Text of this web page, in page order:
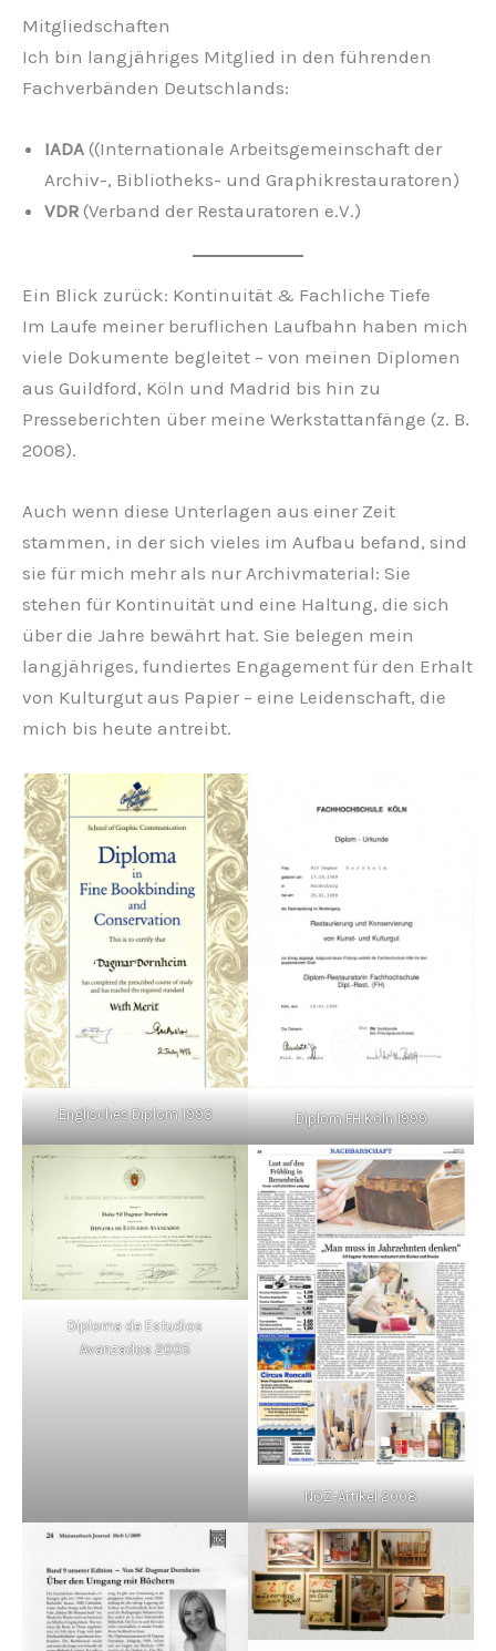
Mitgliedschaften
Ich bin langjähriges Mitglied in den führenden
Fachverbänden Deutschlands:
IADA ((Internationale Arbeitsgemeinschaft der
Archiv-, Bibliotheks- und Graphikrestauratoren)
VDR (Verband der Restauratoren e.V.)
Ein Blick zurück: Kontinuität & Fachliche Tiefe
Im Laufe meiner beruflichen Laufbahn haben mich
viele Dokumente begleitet – von meinen Diplomen
aus Guildford, Köln und Madrid bis hin zu
Presseberichten über meine Werkstattanfänge (z. B.
2008).
Auch wenn diese Unterlagen aus einer Zeit
stammen, in der sich vieles im Aufbau befand, sind
sie für mich mehr als nur Archivmaterial: Sie
stehen für Kontinuität und eine Haltung, die sich
über die Jahre bewährt hat. Sie belegen mein
langjähriges, fundiertes Engagement für den Erhalt
von Kulturgut aus Papier – eine Leidenschaft, die
mich bis heute antreibt.
Englisches Diplom 1993 Diplom FH Köln 1999
Diploma de Estudios
Avanzados 2005
NOZ-Artikel 2008